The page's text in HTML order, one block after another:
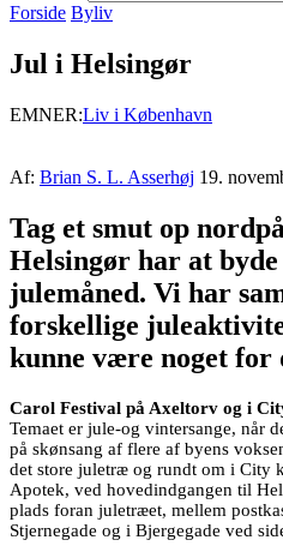
Forside Byliv
Jul i Helsingør
EMNER:Liv i København
Af: Brian S. L. Asserhøj 19.
Tag et smut op
Helsingør har at
julemåned. Vi har
forskellige
kunne være noget for
Carol Festival på Axeltorv og i
Temaet er jule-og vintersange, når
på skønsang af flere af byens
det store juletræ og rundt om i City
Apotek, ved hovedindgangen til
plads foran juletræet, mellem
Stjernegade og i Bjergegade ved